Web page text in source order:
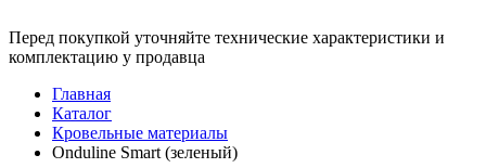
Перед покупкой уточняйте технические характеристики и
комплектацию у продавца
Главная
Каталог
Кровельные материалы
Onduline Smart (зеленый)